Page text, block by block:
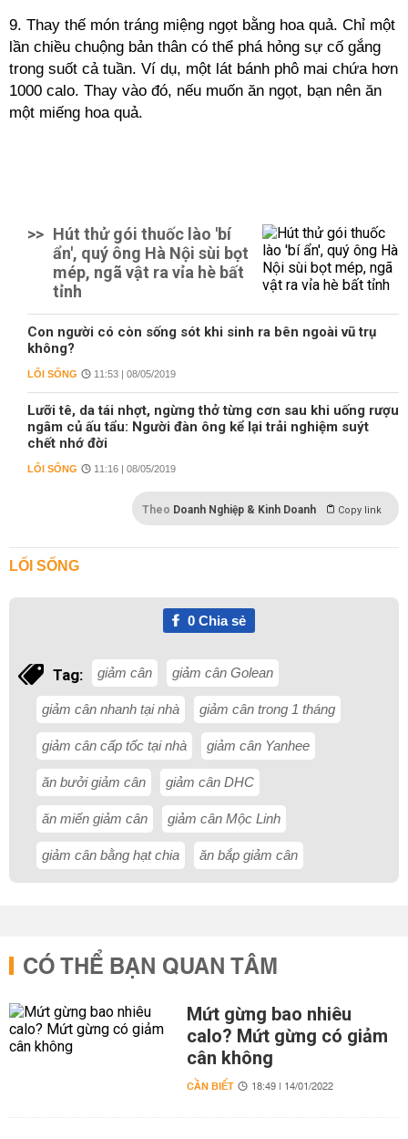
9. Thay thế món tráng miệng ngọt bằng hoa quả. Chỉ một
lần chiều chuộng bản thân có thể phá hỏng sự cố gắng
trong suốt cả tuần. Ví dụ, một lát bánh phô mai chứa hơn
1000 calo. Thay vào đó, nếu muốn ăn ngọt, bạn nên ăn
một miếng hoa quả.
>> Hút thử gói thuốc lào 'bí
ẩn', quý ông Hà Nội sùi bọt
mép, ngã vật ra vỉa hè bất
tỉnh
Con người có còn sống sót khi sinh ra bên ngoài vũ trụ
không?
LỐI SỐNG 11:53 | 08/05/2019
Lưỡi tê, da tái nhợt, ngừng thở từng cơn sau khi uống rượu
ngâm củ ấu tẩu: Người đàn ông kể lại trải nghiệm suýt
chết nhớ đời
LỐI SỐNG 11:16 | 08/05/2019
Theo Doanh Nghiệp & Kinh Doanh Copy link
LỐI SỐNG
0Chia sẻ
Tag: giảm cân giảm cân Golean
giảm cân nhanh tại nhà giảm cân trong 1 tháng
giảm cân cấp tốc tại nhà giảm cân Yanhee
ăn bưởi giảm cân giảm cân DHC
ăn miến giảm cân giảm cân Mộc Linh
giảm cân bằng hạt chia ăn bắp giảm cân
CÓ THỂ BẠN QUAN TÂM
Mứt gừng bao nhiêu
calo? Mứt gừng có giảm
cân không
CẦN BIẾT 18:49 | 14/01/2022